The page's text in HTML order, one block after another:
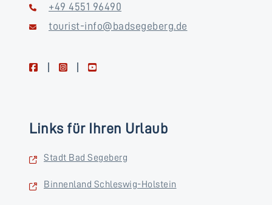
+49 4551 96490
tourist-info@badsegeberg.de
facebookinstagramyoutube
Links für Ihren Urlaub
Stadt Bad Segeberg
Binnenland Schleswig-Holstein